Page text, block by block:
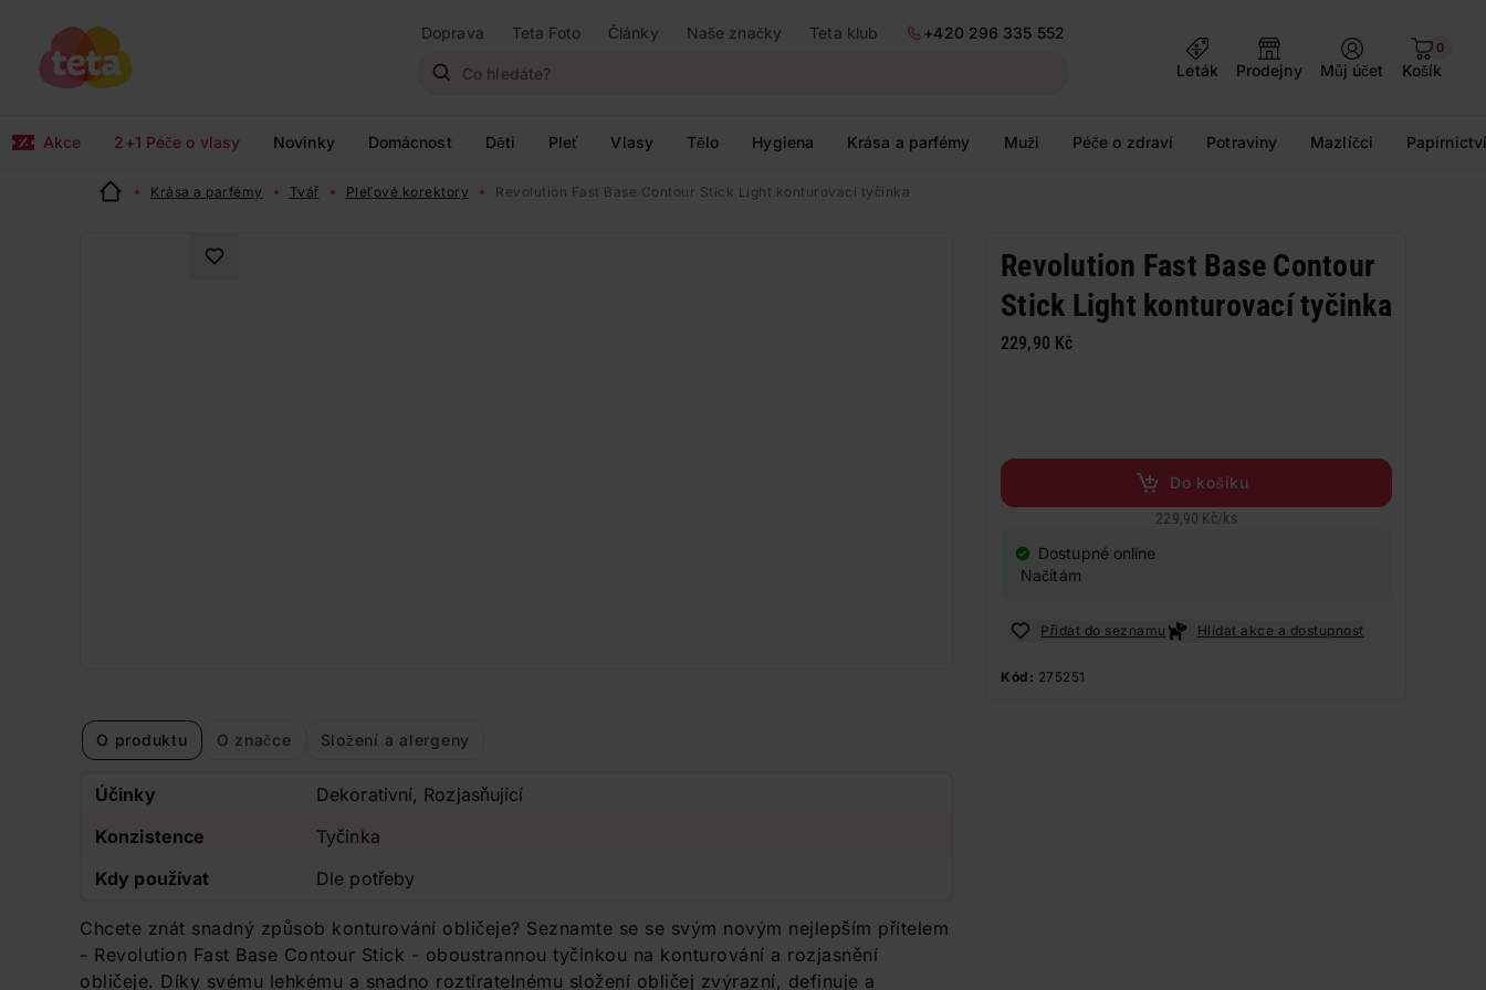
Doprava Teta Foto Články Naše značky Teta klub
+420 296 335 552
Leták
Prodejny Můj účet
0
Košík
Akce 2+1 Péče o vlasy Novinky Domácnost Děti Pleť Vlasy Tělo Hygiena Krása a parfémy Muži Péče o zdraví Potraviny Mazlíčci
Krása a parfémy Tvář Pleťové korektory Revolution Fast Base Contour Stick Light konturovací tyčinka
O produktu O značce Složení a alergeny
Účinky
Dekorativní, Rozjasňující
Konzistence
Tyčinka
Kdy používat
Dle potřeby
Chcete znát snadný způsob konturování obličeje? Seznamte se se svým novým nejlepším přítelem
- Revolution Fast Base Contour Stick - oboustrannou tyčinkou na konturování a rozjasnění
obličeje. Díky svému lehkému a snadno roztíratelnému složení obličej zvýrazní, definuje a
Revolution Fast Base Contour
Stick Light konturovací tyčinka
229,90 Kč
Do košíku
229,90 Kč/ks
Dostupné online
Načítám
Přidat do seznamu Hlídat akce a dostupnost
Kód: 275251